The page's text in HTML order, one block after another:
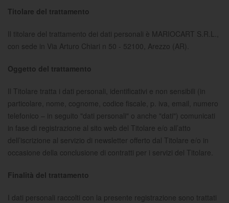
Titolare del trattamento
Il titolare del trattamento dei dati personali è MARIOCART S.R.L.,
con sede in Via Arturo Chiari n 50 - 52100, Arezzo (AR).
Oggetto del trattamento
Il Titolare tratta i dati personali, identificativi e non sensibili (in
particolare, nome, cognome, codice fiscale, p. iva, email, numero
telefonico – in seguito "dati personali" o anche "dati") comunicati
in fase di registrazione al sito web del Titolare e/o all’atto
dell’iscrizione al servizio di newsletter offerto dal Titolare e/o in
occasione della conclusione di contratti per i servizi del Titolare.
Finalità del trattamento
I dati personali raccolti con la presente registrazione sono trattati